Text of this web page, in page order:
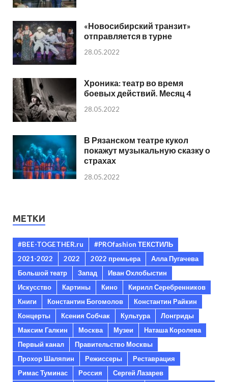
«Новосибирский транзит»
отправляется в турне
28.05.2022
Хроника: театр во время
боевых действий. Месяц 4
28.05.2022
В Рязанском театре кукол
покажут музыкальную сказку о
страхах
28.05.2022
МЕТКИ
#BEE-TOGETHER.ru
#PROfashion ТЕКСТИЛЬ
2021-2022
2022 2022 премьера
Алла Пугачева
Большой театр
Запад
Иван Охлобыстин
Искусство
Картины Кино
Кирилл Серебренников
Книги
Константин Богомолов
Константин Райкин
Концерты
Ксения Собчак Культура
Лонгриды
Максим Галкин
Москва Музеи
Наташа Королева
Первый канал
Правительство Москвы
Прохор Шаляпин
Режиссеры
Реставрация
Римас Туминас
Россия
Сергей Лазарев